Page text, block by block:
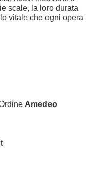
scale, la loro durata
vitale che ogni opera
Amedeo